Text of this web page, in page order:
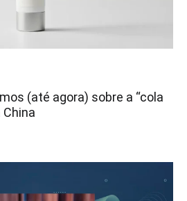
(até agora) sobre a “cola
China